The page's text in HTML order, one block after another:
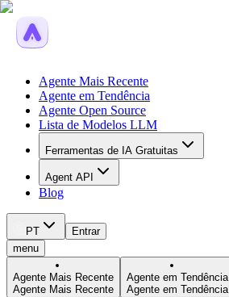
Agente Mais Recente
Agente em Tendência
Agente Open Source
Lista de Modelos LLM
Ferramentas de IA Gratuitas
Agent API
Blog
PT
Entrar
menu
Agente Mais Recente
Agente Mais Recente
Agente em Tendência
Agente em Tendência